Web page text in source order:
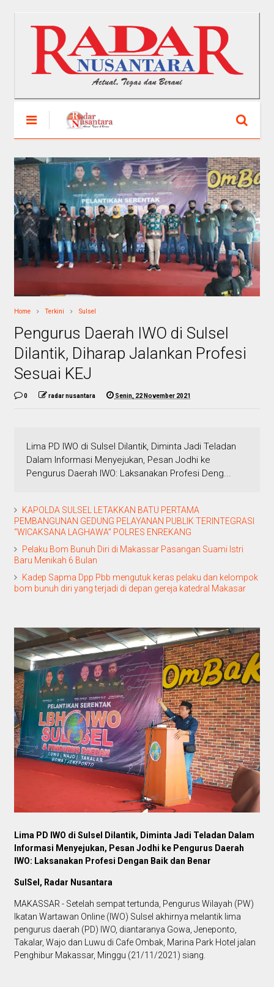
Home Terkini Sulsel
Pengurus Daerah IWO di Sulsel
Dilantik, Diharap Jalankan Profesi
Sesuai KEJ
0 radar nusantara Senin, 22 November 2021
Lima PD IWO di Sulsel Dilantik, Diminta Jadi Teladan
Dalam Informasi Menyejukan, Pesan Jodhi ke
Pengurus Daerah IWO: Laksanakan Profesi Deng...
KAPOLDA SULSEL LETAKKAN BATU PERTAMA
PEMBANGUNAN GEDUNG PELAYANAN PUBLIK TERINTEGRASI
“WICAKSANA LAGHAWA” POLRES ENREKANG
Pelaku Bom Bunuh Diri di Makassar Pasangan Suami Istri
Baru Menikah 6 Bulan
Kadep Sapma Dpp Pbb mengutuk keras pelaku dan kelompok
bom bunuh diri yang terjadi di depan gereja katedral Makasar
Lima PD IWO di Sulsel Dilantik, Diminta Jadi Teladan Dalam
Informasi Menyejukan, Pesan Jodhi ke Pengurus Daerah
IWO: Laksanakan Profesi Dengan Baik dan Benar
SulSel, Radar Nusantara
MAKASSAR - Setelah sempat tertunda, Pengurus Wilayah (PW)
Ikatan Wartawan Online (IWO) Sulsel akhirnya melantik lima
pengurus daerah (PD) IWO, diantaranya Gowa, Jeneponto,
Takalar, Wajo dan Luwu di Cafe Ombak, Marina Park Hotel jalan
Penghibur Makassar, Minggu (21/11/2021) siang.